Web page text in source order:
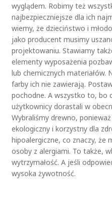
wyglądem. Robimy też
najbezpieczniejsze dla ich
wiemy, że dzieciństwo i
jako producent musimy
projektowaniu. Stawiamy
elementy wyposażenia
lub chemicznych materiałów.
farby ich nie zawierają.
pochodne. A wszystko to, bo
użytkownicy dorastali w
Wybraliśmy drewno,
ekologiczny i korzystny dla
hipoalergiczne, co znaczy, że
osoby z alergiami. To także,
wytrzymałość. A jeśli
wysoka żywotność.